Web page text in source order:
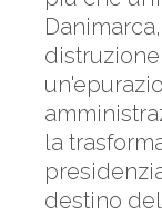
la
destino